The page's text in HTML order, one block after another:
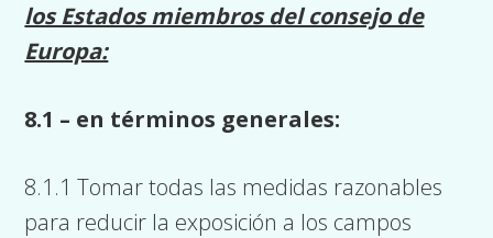
los Estados miembros del consejo de
Europa:
8.1 – en términos generales:
8.1.1 Tomar todas las medidas razonables
para reducir la exposición a los campos